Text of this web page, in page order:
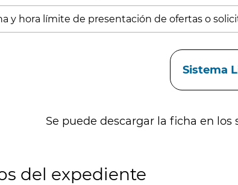
y hora límite de presentación de ofertas o
Sistema
Se puede descargar la ficha en los
del expediente